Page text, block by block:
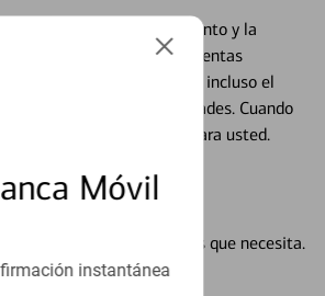
Móvil
instantánea
proporcionar el asesoramiento y la
financiera. Desde sus cuentas
para su futuro, e incluso el
acuerdo con sus necesidades. Cuando
que sea adecuado para usted.
las respuestas que necesita.